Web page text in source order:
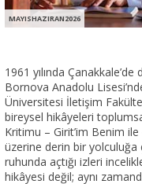
MAYISHAZIRAN2026